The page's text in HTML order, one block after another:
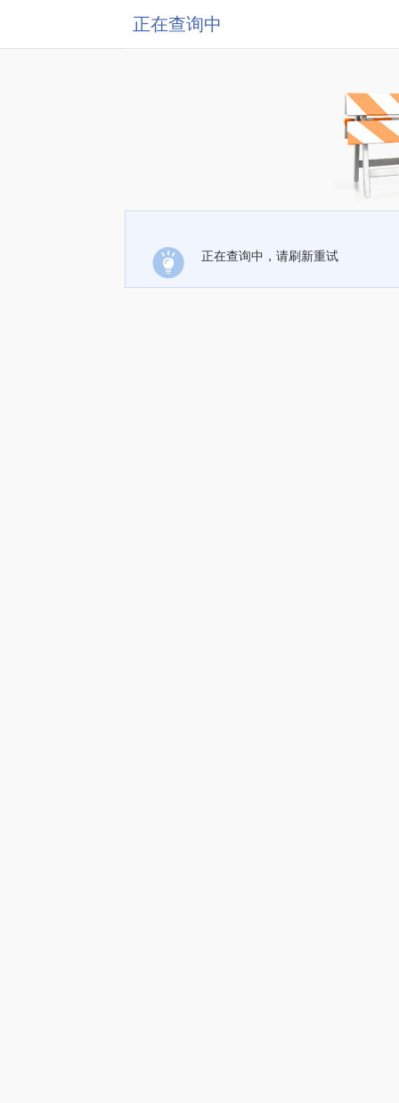
正在查询中
正在查询中，请刷新重试